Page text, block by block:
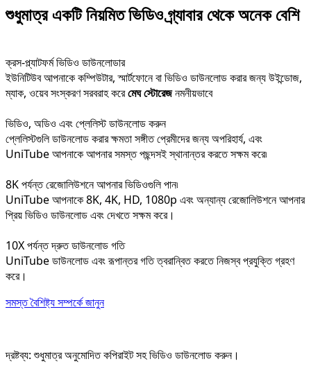
শুধুমাত্র একটি নিয়মিত ভিডিও গ্র্যাবার থেকে অনেক বেশি
ক্রস-প্ল্যাটফর্ম ভিডিও ডাউনলোডার
ইউনিটিউব আপনাকে কম্পিউটার, স্মার্টফোনে বা ভিডিও ডাউনলোড করার জন্য উইন্ডোজ,
ম্যাক, ওয়েব সংস্করণ সরবরাহ করেমেঘ স্টোরেজনমনীয়ভাবে
ভিডিও, অডিও এবং প্লেলিস্ট ডাউনলোড করুন
প্লেলিস্টগুলি ডাউনলোড করার ক্ষমতা সঙ্গীত প্রেমীদের জন্য অপরিহার্য, এবং
UniTube আপনাকে আপনার সমস্ত পছন্দসই স্থানান্তর করতে সক্ষম করে৷
8K পর্যন্ত রেজোলিউশনে আপনার ভিডিওগুলি পান৷
UniTube আপনাকে 8K, 4K, HD, 1080p এবং অন্যান্য রেজোলিউশনে আপনার
প্রিয় ভিডিও ডাউনলোড এবং দেখতে সক্ষম করে।
10X পর্যন্ত দ্রুত ডাউনলোড গতি
UniTube ডাউনলোড এবং রূপান্তর গতি ত্বরান্বিত করতে নিজস্ব প্রযুক্তি গ্রহণ
করে।
সমস্ত বৈশিষ্ট্য সম্পর্কে জানুন
দ্রষ্টব্য: শুধুমাত্র অনুমোদিত কপিরাইট সহ ভিডিও ডাউনলোড করুন।